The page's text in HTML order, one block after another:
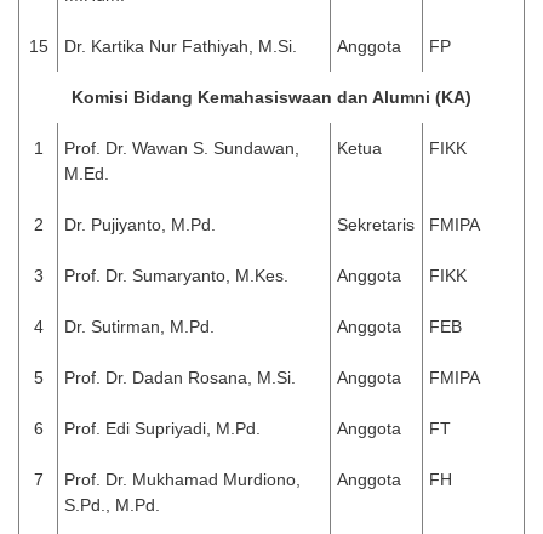
15 Dr. Kartika Nur Fathiyah, M.Si. Anggota FP
Komisi Bidang Kemahasiswaan dan Alumni (KA)
1
Prof. Dr. Wawan S. Sundawan,
M.Ed.
Ketua FIKK
2 Dr. Pujiyanto, M.Pd. Sekretaris FMIPA
3 Prof. Dr. Sumaryanto, M.Kes. Anggota FIKK
4 Dr. Sutirman, M.Pd. Anggota FEB
5 Prof. Dr. Dadan Rosana, M.Si. Anggota FMIPA
6 Prof. Edi Supriyadi, M.Pd. Anggota FT
7
Prof. Dr. Mukhamad Murdiono,
S.Pd., M.Pd.
Anggota FH